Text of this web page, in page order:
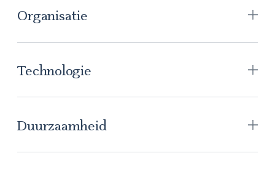
Organisatie
Technologie
Duurzaamheid